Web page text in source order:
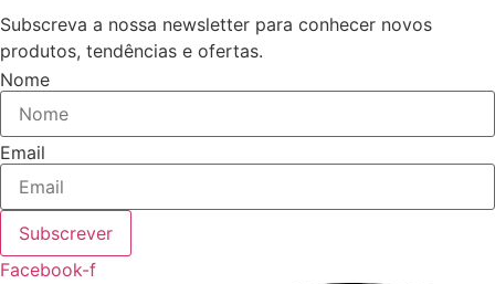
Subscreva a nossa newsletter para conhecer novos
produtos, tendências e ofertas.
Nome
Email
Subscrever
Facebook-f